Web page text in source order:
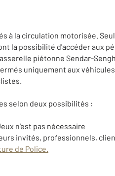
à la circulation motorisée.
la possibilité d'accéder aux
piétonne Sendar-
uniquement aux
selon deux possibilités :
n’est pas nécessaire
invités, professionnels,
de Police.